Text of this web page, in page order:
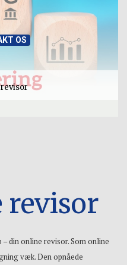
OS
revisor
din online revisor. Som online
væk. Den opnåede